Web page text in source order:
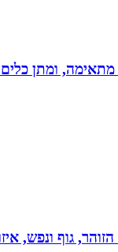
מתאימה, ומתן
גוף ונפש,